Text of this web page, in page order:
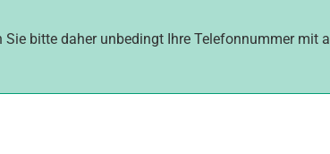
bitte daher unbedingt Ihre Telefonnummer mit